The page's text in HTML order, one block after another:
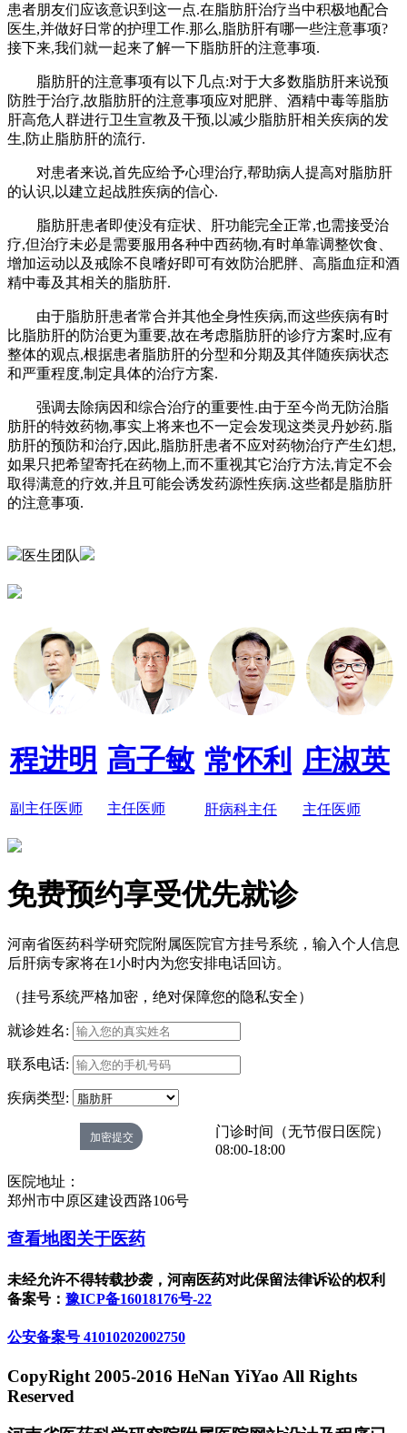
患者朋友们应该意识到这一点.在脂肪肝治疗当中积极地配合
医生,并做好日常的护理工作.那么,脂肪肝有哪一些注意事项?
接下来,我们就一起来了解一下脂肪肝的注意事项.
脂肪肝的注意事项有以下几点:对于大多数脂肪肝来说预
防胜于治疗,故脂肪肝的注意事项应对肥胖、酒精中毒等脂肪
肝高危人群进行卫生宣教及干预,以减少脂肪肝相关疾病的发
生,防止脂肪肝的流行.
对患者来说,首先应给予心理治疗,帮助病人提高对脂肪肝
的认识,以建立起战胜疾病的信心.
脂肪肝患者即使没有症状、肝功能完全正常,也需接受治
疗,但治疗未必是需要服用各种中西药物,有时单靠调整饮食、
增加运动以及戒除不良嗜好即可有效防治肥胖、高脂血症和酒
精中毒及其相关的脂肪肝.
由于脂肪肝患者常合并其他全身性疾病,而这些疾病有时
比脂肪肝的防治更为重要,故在考虑脂肪肝的诊疗方案时,应有
整体的观点,根据患者脂肪肝的分型和分期及其伴随疾病状态
和严重程度,制定具体的治疗方案.
强调去除病因和综合治疗的重要性.由于至今尚无防治脂
肪肝的特效药物,事实上将来也不一定会发现这类灵丹妙药.脂
肪肝的预防和治疗,因此,脂肪肝患者不应对药物治疗产生幻想,
如果只把希望寄托在药物上,而不重视其它治疗方法,肯定不会
取得满意的疗效,并且可能会诱发药源性疾病.这些都是脂肪肝
的注意事项.
医生团队
程进明
副主任医师
高子敏
主任医师
常怀利
肝病科主任
庄淑英
主任医师
免费预约享受优先就诊
河南省医药科学研究院附属医院官方挂号系统，输入个人信息
后肝病专家将在1小时内为您安排电话回访。
（挂号系统严格加密，绝对保障您的隐私安全）
就诊姓名:
联系电话:
疾病类型:
门诊时间（无节假日医院）
08:00-18:00
医院地址：
郑州市中原区建设西路106号
查看地图关于医药
未经允许不得转载抄袭，河南医药对此保留法律诉讼的权利
备案号： 豫ICP备16018176号-22
公安备案号 41010202002750
CopyRight 2005-2016 HeNan YiYao All Rights
Reserved